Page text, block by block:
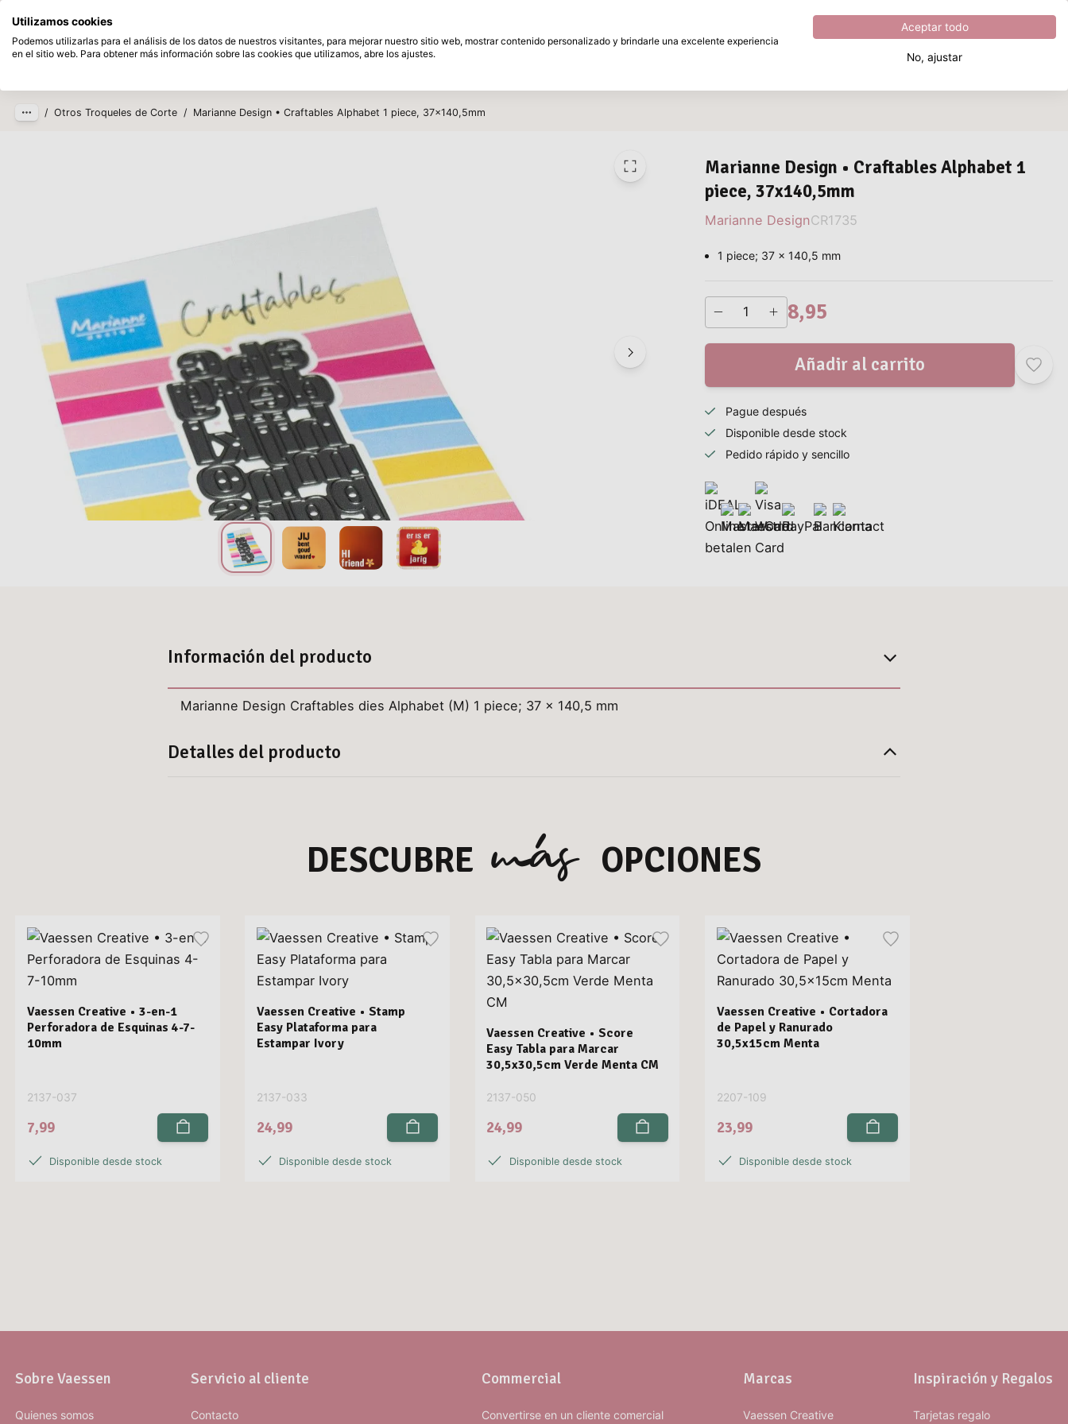
Saltar al contenido principal
Excelente 4.8sobre5
Próximamente
/ Otros Troqueles de Corte / Marianne Design • Craftables Alphabet 1 piece, 37x140,5mm
Marianne Design • Craftables Alphabet 1
piece, 37x140,5mm
Marianne DesignCR1735
1 piece; 37 x 140,5 mm
8,95
Añadir al carrito
Pague después
Disponible desde stock
Pedido rápido y sencillo
Información del producto
Marianne Design Craftables dies Alphabet (M) 1 piece; 37 x 140,5 mm
Detalles del producto
DESCUBRE más OPCIONES
Vaessen Creative • 3-en-1
Perforadora de Esquinas 4-7-
10mm
2137-037
7,99
Disponible desde stock
Vaessen Creative • Stamp
Easy Plataforma para
Estampar Ivory
2137-033
24,99
Disponible desde stock
Vaessen Creative • Score
Easy Tabla para Marcar
30,5x30,5cm Verde Menta CM
2137-050
24,99
Disponible desde stock
Vaessen Creative • Cortadora
de Papel y Ranurado
30,5x15cm Menta
2207-109
23,99
Disponible desde stock
Sobre Vaessen
Quienes somos
Servicio al cliente
Contacto
Commercial
Convertirse en un cliente comercial
Marcas
Vaessen Creative
Inspiración y Regalos
Tarjetas regalo
Utilizamos cookies
Podemos utilizarlas para el análisis de los datos de nuestros visitantes, para mejorar nuestro sitio web, mostrar contenido personalizado y brindarle una excelente experiencia
en el sitio web. Para obtener más información sobre las cookies que utilizamos, abre los ajustes.
Aceptar todo
No, ajustar